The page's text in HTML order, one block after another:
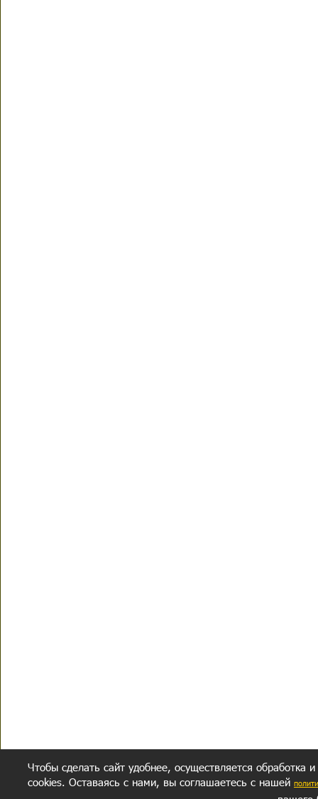
Чтобы сделать сайт удобнее, осуществляется обработка
cookies. Оставаясь с нами, вы соглашаетесь с нашей